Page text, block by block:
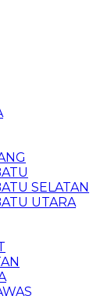
SELATAN
UTARA